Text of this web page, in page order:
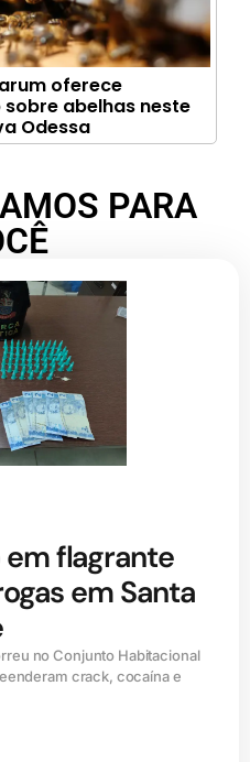
oferece
abelhas neste
Odessa
PARA
flagrante
em Santa
no Conjunto Habitacional
crack, cocaína e